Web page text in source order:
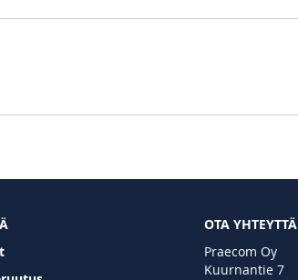
OTA YHTEYTTÄ
Praecom Oy
Kuurnantie 7